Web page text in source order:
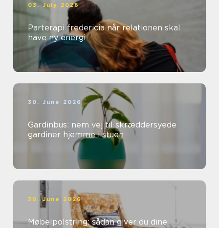
03. July 2026
Parterapi fredericia når relationen skal
have ny energi
30. June 2026
Gardinbus: nem vej til skræddersyede
gardiner hjemme i stuen
30. June 2026
Møbelpolstring: sådan giver du dine